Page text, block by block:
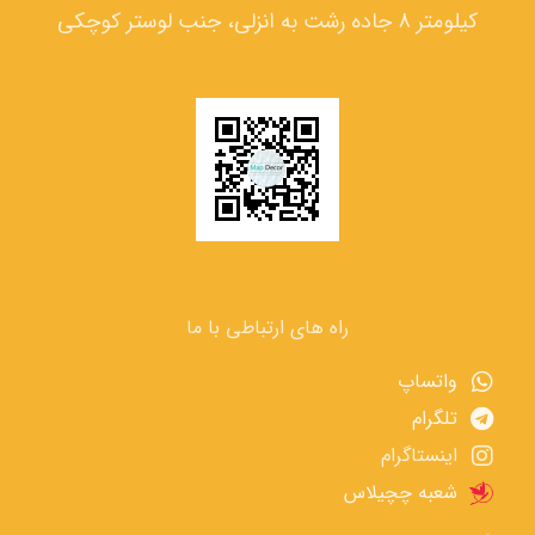
کیلومتر 8 جاده رشت به انزلی، جنب لوستر کوچکی
راه های ارتباطی با ما
واتساپ
تلگرام
اینستاگرام
شعبه چچیلاس